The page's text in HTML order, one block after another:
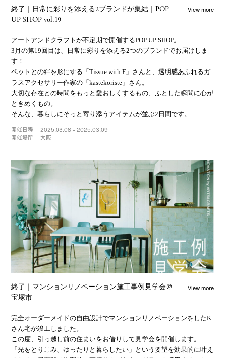
終了｜日常に彩りを添える2ブランドが集結｜POP
UP SHOP vol.19
View more
アートアンドクラフトが不定期で開催するPOP UP SHOP。
3月の第19回目は、日常に彩りを添える2つのブランドでお届けしま
す！
ペットとの絆を形にする「Tissue with F」さんと、透明感あふれるガ
ラスアクセサリー作家の「kastekoriste」さん。
大切な存在との時間をもっと愛おしくするもの、ふとした瞬間に心が
ときめくもの。
そんな、暮らしにそっと寄り添うアイテムが並ぶ2日間です。
開催日程
2025.03.08 - 2025.03.09
開催場所
大阪
終了｜マンションリノベーション施工事例見学会＠
宝塚市
View more
完全オーダーメイドの自由設計でマンションリノベーションをしたK
さん宅が竣工しました。
この度、引っ越し前の住まいをお借りして見学会を開催します。
「光をとりこみ、ゆったりと暮らしたい」という要望を効果的に叶え